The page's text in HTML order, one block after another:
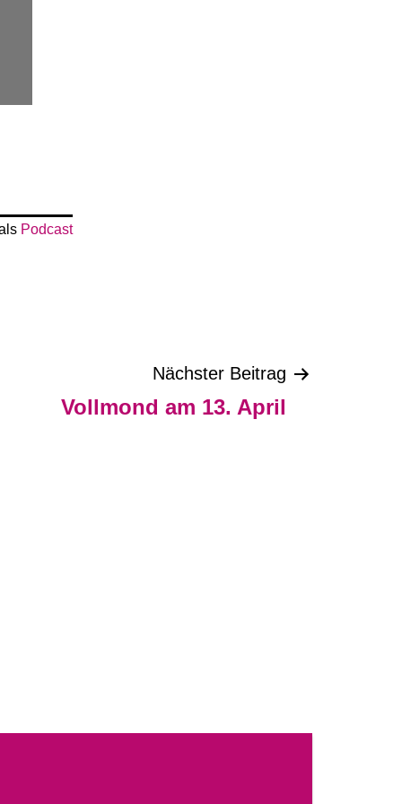
Podcast
Nächster Beitrag
Vollmond am 13. April